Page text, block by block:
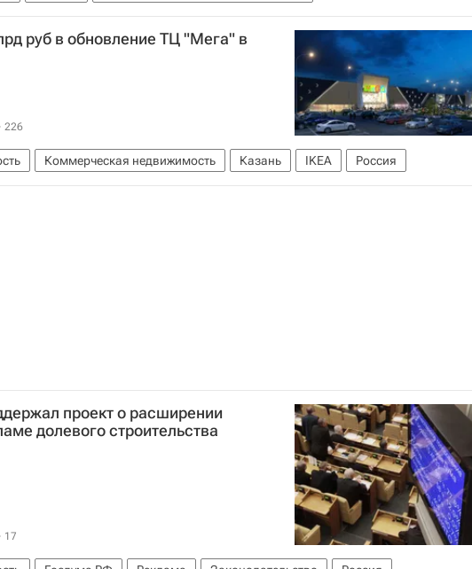
руб в обновление ТЦ "Мега" в
226
Коммерческая недвижимость Казань IKEA Россия
проект о расширении
долевого строительства
17